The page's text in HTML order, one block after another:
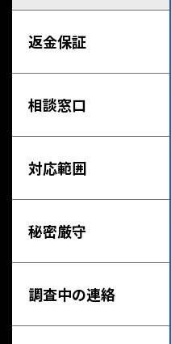
返金保証
相談窓口
対応範囲
秘密厳守
調査中の連絡